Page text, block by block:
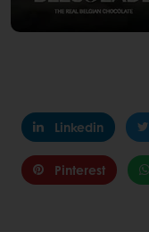
Linkedin
Pinterest